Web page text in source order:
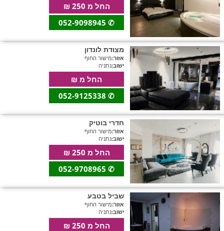
חדרים לפי שעה בחוף הכרמל
חדרים לפי שעה בחיפה קריות
חדרים לפי שעה בכנרת גליל תחתון עמקים
חדרים לפי שעה ברמת הגולן
חדרים לפי שעה בהערבה
חדרים לפי שעה בעמק יזרעאל
החל מ 250 ₪
✆
מצודת לונדון
אזור:מישור החוף
ישוב:נתניה
החל מ ₪
✆
חדרי בוטיק
אזור:מישור החוף
ישוב:נתניה
החל מ 250 ₪
✆
שביל בטבע
אזור:מישור החוף
ישוב:נתניה
החל מ 250 ₪